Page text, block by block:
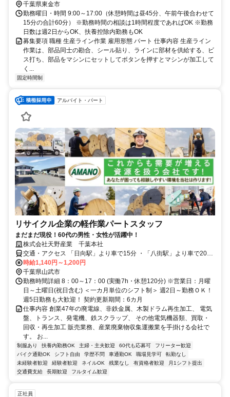
千葉県東金市
勤務曜日・時間 9:00～17:00（休憩時間は昼45分、午前午後合わせて
15分の合計60分） ※勤務時間の相談は1時間程度であればOK ※勤務
日数は週2日からOK、扶養控除内勤務もOK
募集要項 職種 生産ライン作業 雇用形態 パート 仕事内容 生産ライン
作業は、部品同士の勘合、シール貼り、ラインに部材を供給する、ビ
ス打ち、部品をマシンにセットしてボタンを押すとマシンが加工して
く...
固定時間制
アルバイト・パート
リサイクル企業の軽作業パートスタッフ
まだまだ現役！60代の男性・女性が活躍中！
株式会社天野産業 千葉本社
交通・アクセス 「日向駅」より車で15分 ・「八街駅」より車で20
分・「成東駅」より車で20分
時給1,140円～1,200円
千葉県山武市
勤務時間詳細 8：00～17：00 (実働7h・休憩120分) ※営業日：月曜
日～土曜日(祝日含む) ＜一カ月単位のシフト制＞ 週2日～勤務ＯＫ！
週5日勤務も大歓迎！ 契約更新期間：6カ月
仕事内容 創業47年の廃電線、非鉄金属、木製ドラム再生加工、 電気
盤、トランス、発電機、鉄スクラップ、 その他電気機器類、買取・
回収・再生加工 販売業務、産業廃棄物収集運搬業を手掛ける会社で
す。 お...
制服あり 扶養内勤務OK 主婦・主夫歓迎 60代も応募可
フリーター歓迎
バイク通勤OK
シフト自由 学歴不問 車通勤OK 職場見学可
転勤なし
未経験者歓迎
経験者歓迎 ネイルOK 残業なし 有資格者歓迎
月1シフト提出
交通費支給
長期歓迎 フルタイム歓迎
正社員